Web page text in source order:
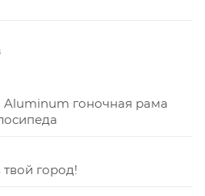
Aluminum гоночная рама
город!